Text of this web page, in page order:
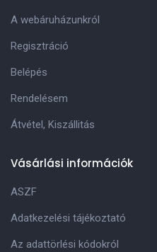
A webáruházunkról
Regisztráció
Belépés
Rendelésem
Átvétel, Kiszállitás
Vásárlási információk
ASZF
Adatkezelési tájékoztató
Az adattörlési kódokról